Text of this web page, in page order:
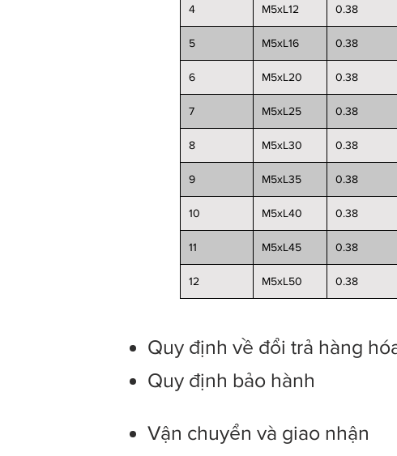
4 M5xL12 0.38
5 M5xL16 0.38
6 M5xL20 0.38
7 M5xL25 0.38
8 M5xL30 0.38
9 M5xL35 0.38
10 M5xL40 0.38
11 M5xL45 0.38
12 M5xL50 0.38
Quy định về đổi trả hàng
Quy định bảo hành
Vận chuyển và giao nhận